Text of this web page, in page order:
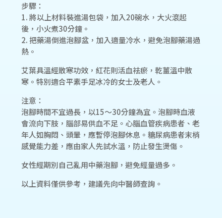
步驟：
1. 將以上材料裝進湯包袋，加入20碗水，大火滾起
後，小火煮30分鐘。
2. 把藥湯倒進泡腳盆，加入適量冷水，避免泡腳藥湯過
熱。
艾葉具溫經散寒功效，紅花則活血祛瘀，乾薑溫中散
寒。特別適合平素手足冰冷的女士及老人。
注意：
泡腳時間不宜過長，以15～30分鐘為宜。泡腳時血液
會流向下肢，腦部易供血不足。心腦血管疾病患者、老
年人如胸悶、頭暈，應暫停泡腳休息。糖尿病患者末梢
感覺能力差，應由家人先試水溫，防止發生燙傷。
女性經期別自己亂用中藥泡腳，避免經量過多。
以上資料僅供參考，建議先向中醫師查詢。